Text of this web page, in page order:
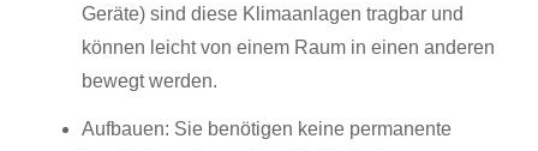
Geräte) sind diese Klimaanlagen tragbar und
können leicht von einem Raum in einen anderen
bewegt werden.
Aufbauen: Sie benötigen keine permanente